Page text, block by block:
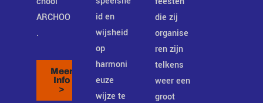
ARCHOO
.
Meer
Info
>
id en
wijsheid
op
harmoni
euze
wijze te
die zij
organise
ren zijn
telkens
weer een
groot